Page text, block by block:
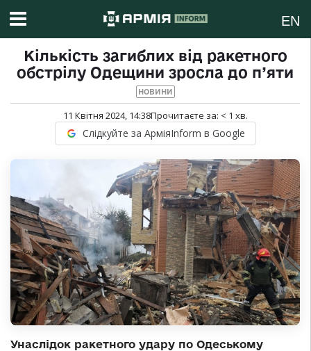
EN
Кількість загиблих від ракетного
обстрілу Одещини зросла до п’яти
НОВИНИ
11 Квітня 2024, 14:38Прочитаєте за: < 1 хв.
Слідкуйте за АрміяInform в Google
Унаслідок ракетного удару по Одеському